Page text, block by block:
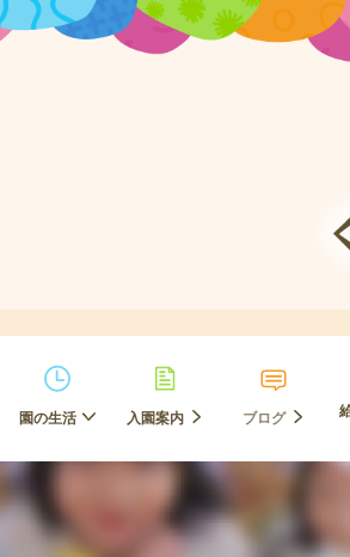
園の生活 入園案内 ブログ